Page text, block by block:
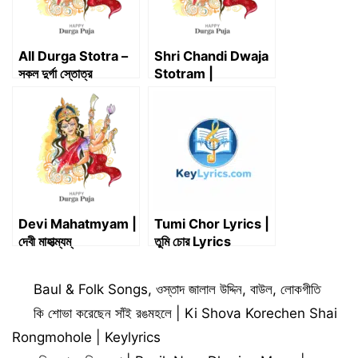
All Durga Stotra –
সকল দুর্গা স্তোত্র
Shri Chandi Dwaja
Stotram |
Devi Mahatmyam |
দেবী মাহাত্ম্যম্
Tumi Chor Lyrics |
তুমি চোর Lyrics
Categories
Baul & Folk Songs,ওস্তাদ জালাল উদ্দিন,বাউল,লোকগীতি
কি শোভা করেছেন সাঁই রঙমহলে | Ki Shova Korechen Shai
Rongmohole | Keylyrics